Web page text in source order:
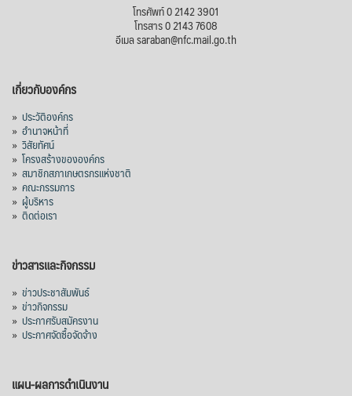
โทรศัพท์ 0 2142 3901
โทรสาร 0 2143 7608
อีเมล saraban@nfc.mail.go.th
เกี่ยวกับองค์กร
» ประวัติองค์กร
» อำนาจหน้าที่
» วิสัยทัศน์
» โครงสร้างขององค์กร
» สมาชิกสภาเกษตรกรแห่งชาติ
» คณะกรรมการ
» ผู้บริหาร
» ติดต่อเรา
ข่าวสารและกิจกรรม
» ข่าวประชาสัมพันธ์
» ข่าวกิจกรรม
» ประกาศรับสมัครงาน
» ประกาศจัดซื้อจัดจ้าง
แผน-ผลการดำเนินงาน